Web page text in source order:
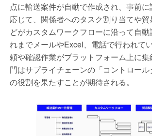
点に輸送案件が自動で作成され、事前
応じて、関係者へのタスク割り当てや
どがカスタムワークフローに沿って自動
れまでメールやExcel、電話で行われて
頼や確認作業がプラットフォーム上に
門はサプライチェーンの「コントロー
の役割を果たすことが期待される。